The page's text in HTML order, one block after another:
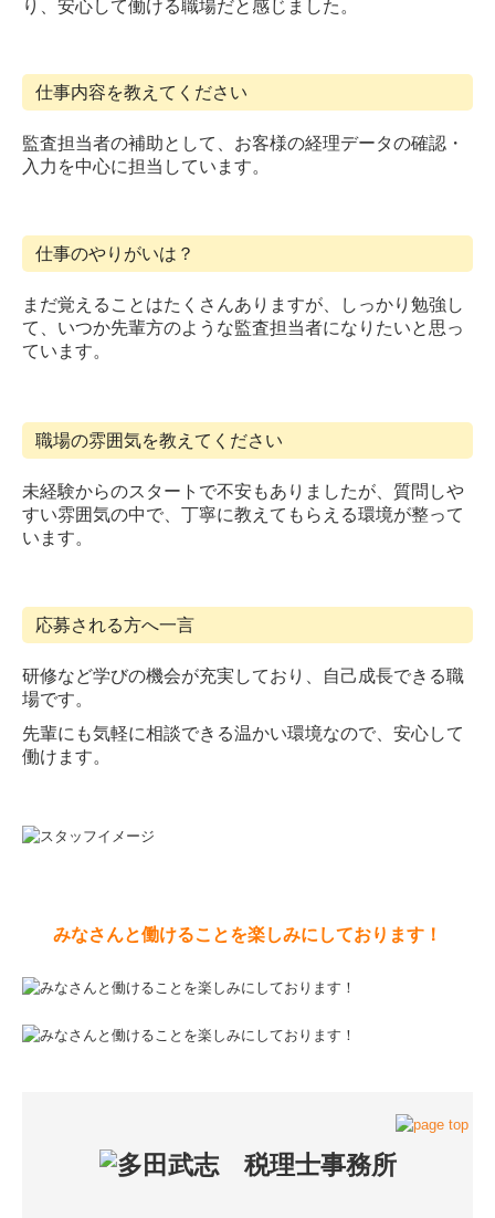
り、安心して働ける職場だと感じました。
仕事内容を教えてください
監査担当者の補助として、お客様の経理データの確認・
入力を中心に担当しています。
仕事のやりがいは？
まだ覚えることはたくさんありますが、しっかり勉強し
て、いつか先輩方のような監査担当者になりたいと思っ
ています。
職場の雰囲気を教えてください
未経験からのスタートで不安もありましたが、質問しや
すい雰囲気の中で、丁寧に教えてもらえる環境が整って
います。
応募される方へ一言
研修など学びの機会が充実しており、自己成長できる職
場です。
先輩にも気軽に相談できる温かい環境なので、安心して
働けます。
みなさんと働けることを楽しみにしております！